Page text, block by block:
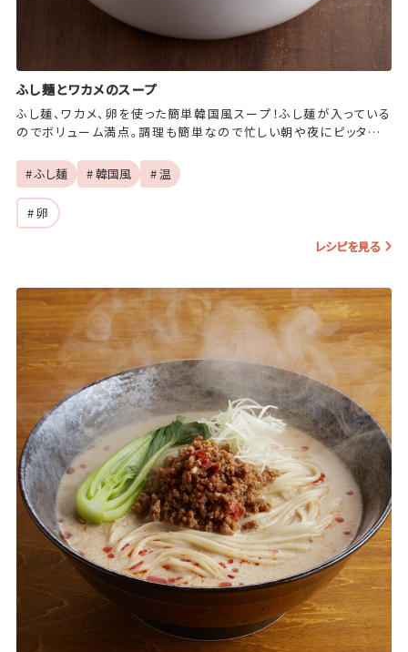
ふし麺とワカメのスープ
ふし麺、ワカメ、卵を使った簡単韓国風スープ！ふし麺が入っている
のでボリューム満点。調理も簡単なので忙しい朝や夜にピッタリで
# ふし麺 # 韓国風 # 温
# 卵
レシピを見る